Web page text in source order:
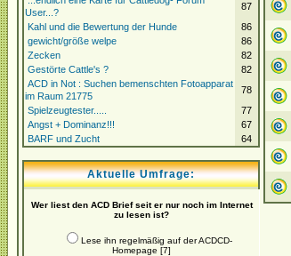
User...?
87
Kahl und die Bewertung der Hunde
86
gewicht/größe welpe
86
Zecken
82
Gestörte Cattle's ?
82
ACD in Not : Suchen bemenschten Fotoapparat
im Raum 21775
78
Spielzeugtester.....
77
Angst + Dominanz!!!
67
BARF und Zucht
64
Aktuelle Umfrage:
Wer liest den ACD Brief seit er nur noch im Internet
zu lesen ist?
Lese ihn regelmäßig auf der ACDCD-
Homepage [7]